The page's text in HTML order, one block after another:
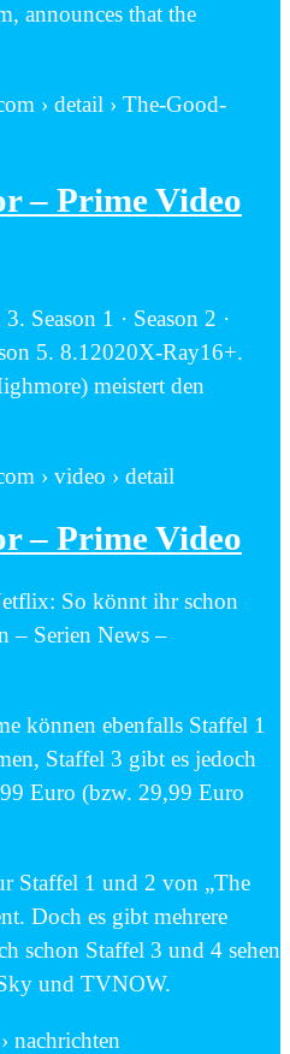
announces that the
› detail › The-Good-
– Prime Video
Season 1 · Season 2 ·
5. 8.12020X-Ray16+.
meistert den
› video › detail
– Prime Video
So könnt ihr schon
– Serien News –
können ebenfalls Staffel 1
Staffel 3 gibt es jedoch
Euro (bzw. 29,99 Euro
Staffel 1 und 2 von „The
Doch es gibt mehrere
schon Staffel 3 und 4 sehen
und TVNOW.
nachrichten